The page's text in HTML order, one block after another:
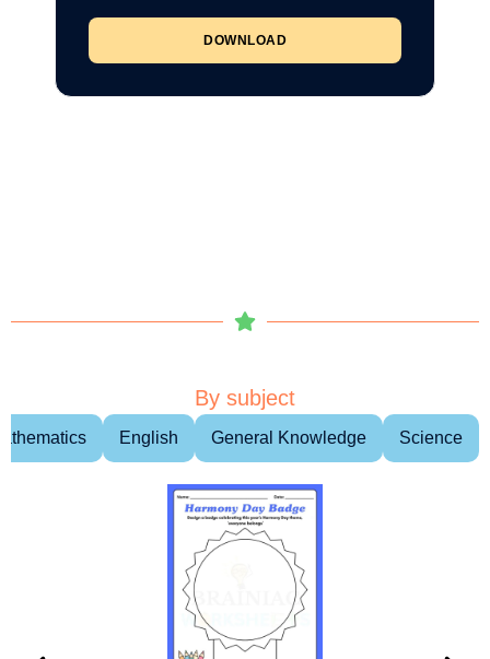
DOWNLOAD
By subject
English General Knowledge Science